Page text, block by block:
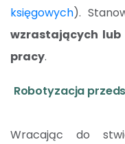
księgowych).
wzrastających
pracy.
Robotyzacja
Wracając do